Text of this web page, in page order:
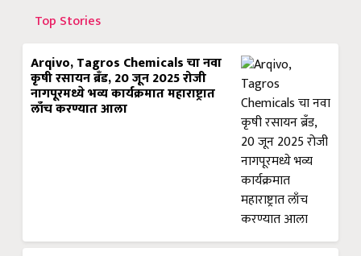
Top Stories
Arqivo, Tagros Chemicals चा नवा
कृषी रसायन ब्रँड, 20 जून 2025 रोजी
नागपूरमध्ये भव्य कार्यक्रमात महाराष्ट्रात
लाँच करण्यात आला